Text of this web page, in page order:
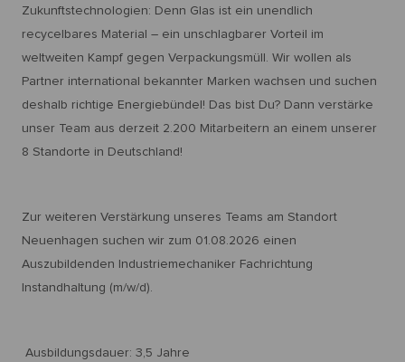
Zukunftstechnologien: Denn Glas ist ein unendlich
recycelbares Material – ein unschlagbarer Vorteil im
weltweiten Kampf gegen Verpackungsmüll. Wir wollen als
Partner international bekannter Marken wachsen und suchen
deshalb richtige Energiebündel! Das bist Du? Dann verstärke
unser Team aus derzeit 2.200 Mitarbeitern an einem unserer
8 Standorte in Deutschland!
Zur weiteren Verstärkung unseres Teams am Standort
Neuenhagen suchen wir zum 01.08.2026 einen
Auszubildenden Industriemechaniker Fachrichtung
Instandhaltung (m/w/d).
Ausbildungsdauer: 3,5 Jahre